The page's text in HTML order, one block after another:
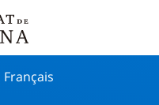
Français